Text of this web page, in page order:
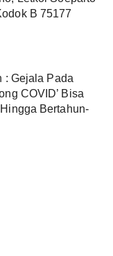
B 75177
: Gejala Pada
COVID’ Bisa
Bertahun-